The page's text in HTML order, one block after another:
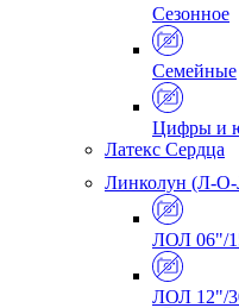
Сезонное
Семейные
Цифры и
Латекс Сердца
Линколун (Л-
ЛОЛ 06"/
ЛОЛ 12"/